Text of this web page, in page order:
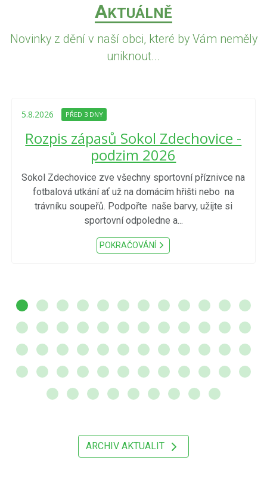
AKTUÁLNĚ
Novinky z dění v naší obci, které by Vám neměly
uniknout...
5.8.2026 PŘED 3 DNY
Rozpis zápasů Sokol Zdechovice -
podzim 2026
Sokol Zdechovice zve všechny sportovní příznivce na
fotbalová utkání ať už na domácím hřišti nebo na
trávníku soupeřů. Podpořte naše barvy, užijte si
sportovní odpoledne a...
POKRAČOVÁNÍ
ARCHIV AKTUALIT